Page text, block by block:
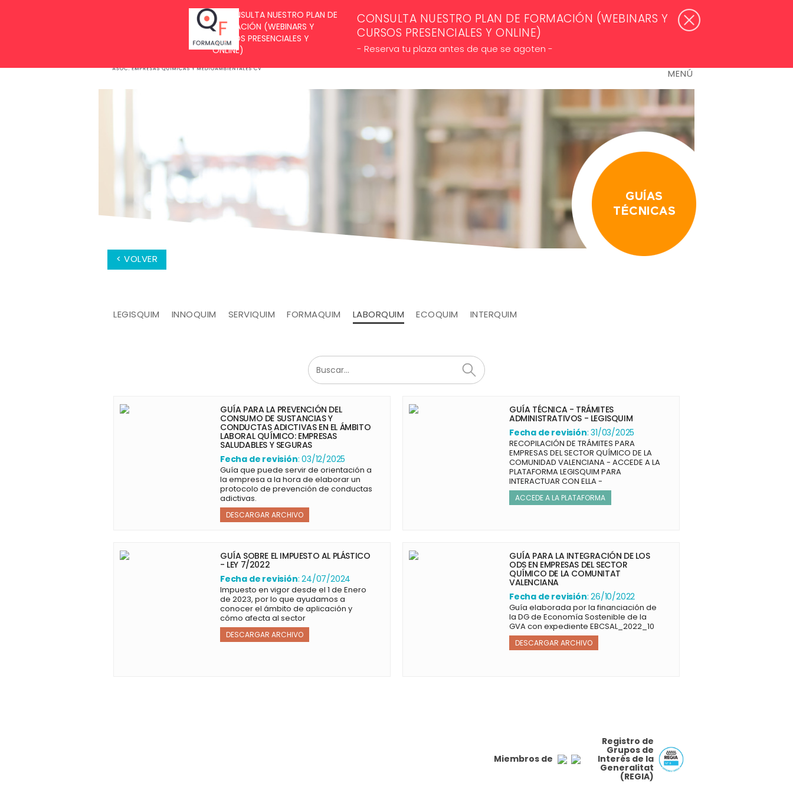
CONSULTA NUESTRO PLAN DE FORMACIÓN (WEBINARS Y
CURSOS PRESENCIALES Y ONLINE)
- Reserva tu plaza antes de que se agoten -
BUZÓN DE SUGERENCIAS
MENÚ
GUÍAS
TÉCNICAS
< VOLVER
LEGISQUIM INNOQUIM SERVIQUIM FORMAQUIM LABORQUIM ECOQUIM INTERQUIM
GUÍA PARA LA PREVENCIÓN DEL
CONSUMO DE SUSTANCIAS Y
CONDUCTAS ADICTIVAS EN EL ÁMBITO
LABORAL QUÍMICO: EMPRESAS
SALUDABLES Y SEGURAS
Fecha de revisión: 03/12/2025
Guía que puede servir de orientación a
la empresa a la hora de elaborar un
protocolo de prevención de conductas
adictivas.
DESCARGAR ARCHIVO
GUÍA TÉCNICA - TRÁMITES
ADMINISTRATIVOS - LEGISQUIM
Fecha de revisión: 31/03/2025
RECOPILACIÓN DE TRÁMITES PARA
EMPRESAS DEL SECTOR QUÍMICO DE LA
COMUNIDAD VALENCIANA - ACCEDE A LA
PLATAFORMA LEGISQUIM PARA
INTERACTUAR CON ELLA -
ACCEDE A LA PLATAFORMA
GUÍA SOBRE EL IMPUESTO AL PLÁSTICO
- LEY 7/2022
Fecha de revisión: 24/07/2024
Impuesto en vigor desde el 1 de Enero
de 2023, por lo que ayudamos a
conocer el ámbito de aplicación y
cómo afecta al sector
DESCARGAR ARCHIVO
GUÍA PARA LA INTEGRACIÓN DE LOS
ODS EN EMPRESAS DEL SECTOR
QUÍMICO DE LA COMUNITAT
VALENCIANA
Fecha de revisión: 26/10/2022
Guía elaborada por la financiación de
la DG de Economía Sostenible de la
GVA con expediente EBCSAL_2022_10
DESCARGAR ARCHIVO
Miembros de
Registro de
Grupos de
Interés de la
Generalitat
(REGIA)